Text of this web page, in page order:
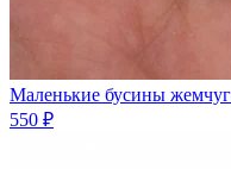
Маленькие бусины
550 ₽